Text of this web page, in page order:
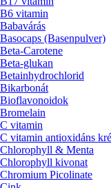
B6 vitamin
Babavárás
Basocaps (Basenpulver)
Beta-Carotene
Beta-glukan
Betainhydrochlorid
Bikarbonát
Bioflavonoidok
Bromelain
C vitamin
C vitamin antioxidáns
Chlorophyll & Menta
Chlorophyll kivonat
Chromium Picolinate